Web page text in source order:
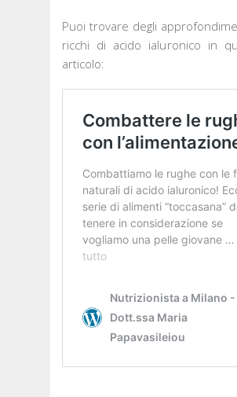
Puoi trovare degli
ricchi di acido ialuronico in
articolo: